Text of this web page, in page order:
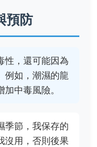
預防
性，還可能因為
例如，潮濕的龍
中毒風險。
季節，我保存的
沒用，否則後果